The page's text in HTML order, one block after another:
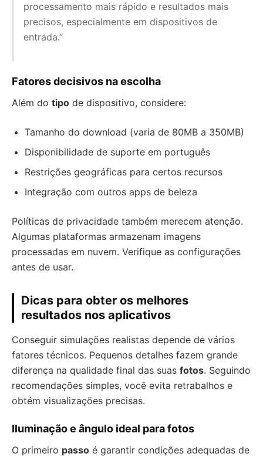
processamento mais rápido e resultados mais
precisos, especialmente em dispositivos de
entrada.”
Fatores decisivos na escolha
Além do tipo de dispositivo, considere:
Tamanho do download (varia de 80MB a 350MB)
Disponibilidade de suporte em português
Restrições geográficas para certos recursos
Integração com outros apps de beleza
Políticas de privacidade também merecem atenção.
Algumas plataformas armazenam imagens
processadas em nuvem. Verifique as configurações
antes de usar.
Dicas para obter os melhores
resultados nos aplicativos
Conseguir simulações realistas depende de vários
fatores técnicos. Pequenos detalhes fazem grande
diferença na qualidade final das suas fotos. Seguindo
recomendações simples, você evita retrabalhos e
obtém visualizações precisas.
Iluminação e ângulo ideal para fotos
O primeiro passo é garantir condições adequadas de